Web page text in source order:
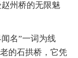
州桥的无限魅
名”一词为线
的石拱桥，它凭